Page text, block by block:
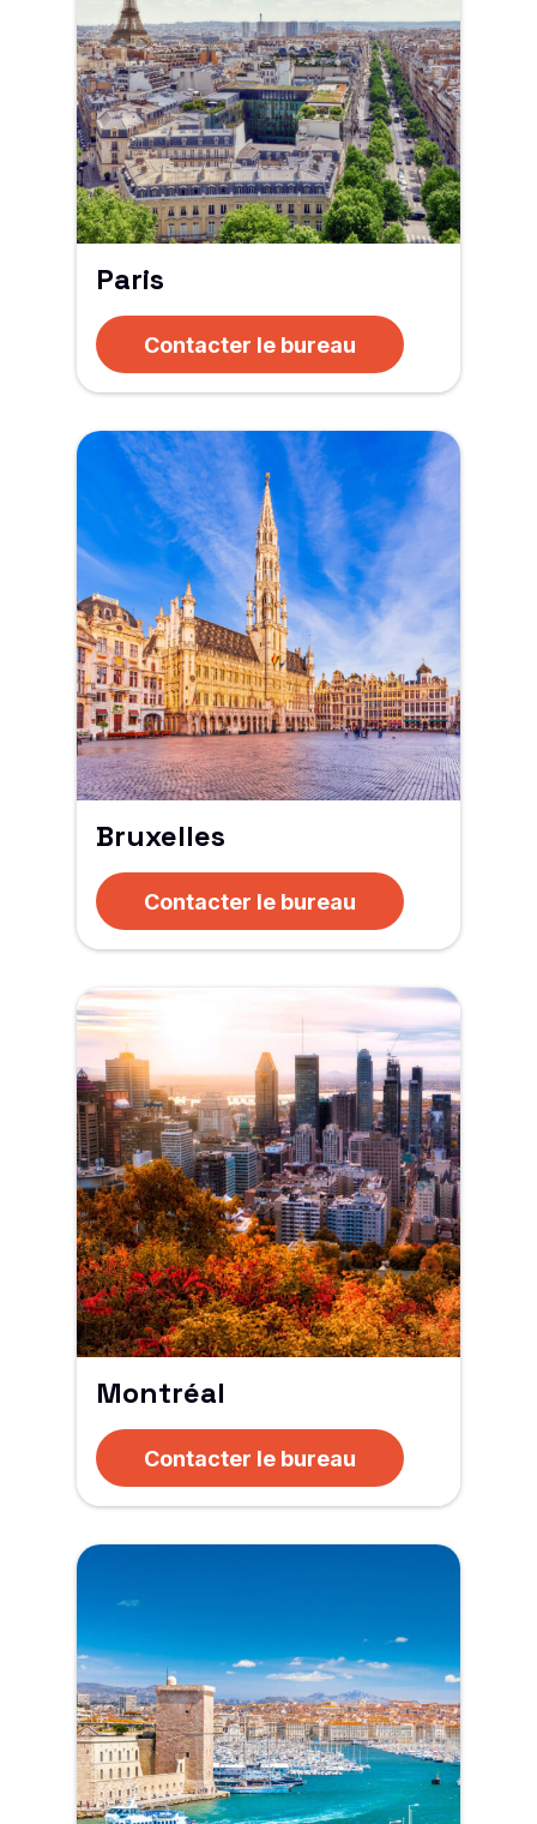
Paris
Contacter le bureau
Bruxelles
Contacter le bureau
Montréal
Contacter le bureau